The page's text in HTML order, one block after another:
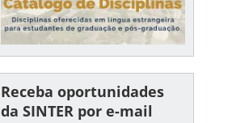
Receba oportunidades
da SINTER por e-mail